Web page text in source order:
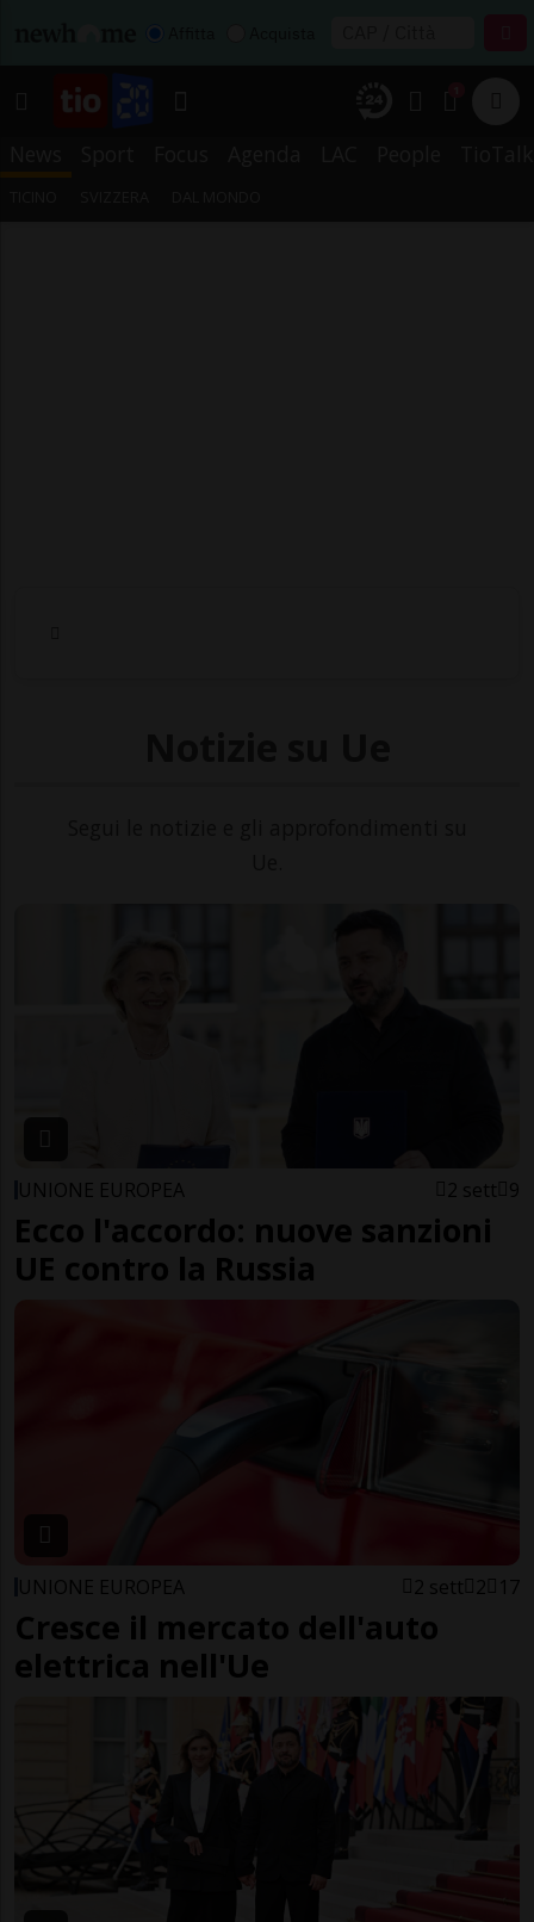
UNIONE EUROPEA 2 sett 9
Ecco l'accordo: nuove sanzioni
UE contro la Russia
UNIONE EUROPEA 2 sett 2 17
Cresce il mercato dell'auto
elettrica nell'Ue